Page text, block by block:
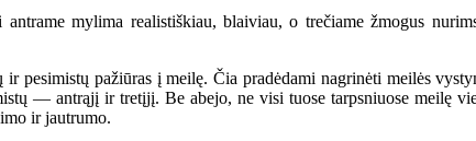
mylima realistiškiau, blaiviau, o trečiame žmogus
pesimistų pažiūras į meilę. Čia pradėdami nagrinėti meilės
— antrąjį ir tretįjį. Be abejo, ne visi tuose tarpsniuose meilę
ir jautrumo.